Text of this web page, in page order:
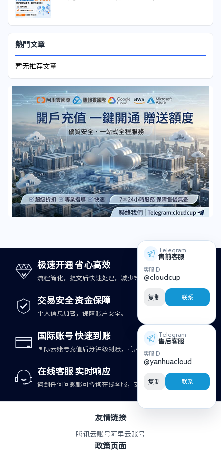
熱門文章
暂无推荐文章
极速开通 省心高效
流程简化，提交后快速处理，减少等待时间。
交易安全 资金保障
个人信息加密，保障账户安全。
国际账号 快速到账
国际云账号充值后分钟级到账，响应更及时。
在线客服 实时响应
遇到任何问题都可咨询在线客服，支持快速处理。
友情链接
腾讯云账号 阿里云账号
政策页面
Telegram
售前客服
客服ID
@cloudcup
复制 联系
Telegram
售后客服
客服ID
@yanhuacloud
复制 联系